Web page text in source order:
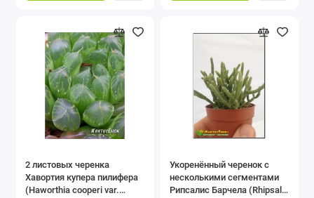
2 листовых черенка
Хавортия купера пилифера
(Haworthia cooperi var.
Укоренённый черенок с
несколькими сегментами
Рипсалис Барчела (Rhipsalis